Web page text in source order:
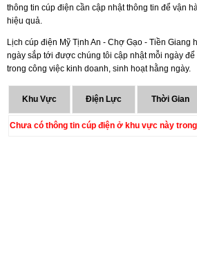
thông tin cúp điện cần cập nhật thông tin để vận
hiệu quả.
Lịch cúp điện Mỹ Tịnh An - Chợ Gạo - Tiền Giang
ngày sắp tới được chúng tôi cập nhật mỗi ngày
trong công việc kinh doanh, sinh hoạt hằng ngày.
Khu Vực Điện Lực Thời Gian
Chưa có thông tin cúp điện ở khu vực này